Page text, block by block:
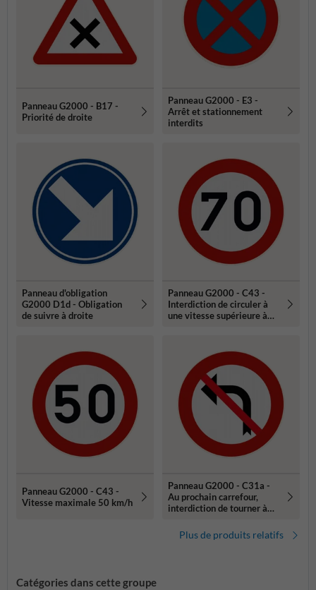
Panneau G2000 - B17 -
Priorité de droite
Panneau G2000 - E3 -
Arrêt et stationnement
interdits
Panneau d'obligation
G2000 D1d - Obligation
de suivre à droite
Panneau G2000 - C43 -
Interdiction de circuler à
une vitesse supérieure à
Panneau G2000 - C43 -
Vitesse maximale 50 km/h
Panneau G2000 - C31a -
Au prochain carrefour,
interdiction de tourner à
Plus de produits relatifs
Catégories dans cette groupe